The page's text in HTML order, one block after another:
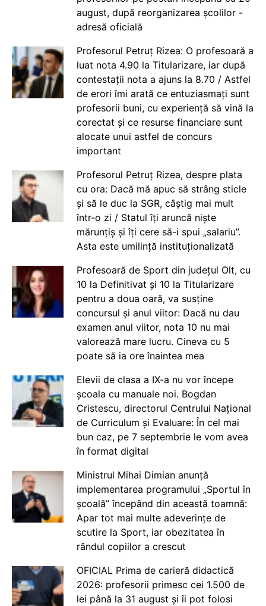
august, după reorganizarea școlilor -
adresă oficială
Profesorul Petruț Rizea: O profesoară a
luat nota 4.90 la Titularizare, iar după
contestații nota a ajuns la 8.70 / Astfel
de erori îmi arată ce entuziasmați sunt
profesorii buni, cu experiență să vină la
corectat și ce resurse financiare sunt
alocate unui astfel de concurs
important
Profesorul Petruț Rizea, despre plata
cu ora: Dacă mă apuc să strâng sticle
și să le duc la SGR, câștig mai mult
într-o zi / Statul îți aruncă niște
mărunțiș și îți cere să-i spui „salariu”.
Asta este umilință instituționalizată
Profesoară de Sport din județul Olt, cu
10 la Definitivat și 10 la Titularizare
pentru a doua oară, va susține
concursul și anul viitor: Dacă nu dau
examen anul viitor, nota 10 nu mai
valorează mare lucru. Cineva cu 5
poate să ia ore înaintea mea
Elevii de clasa a IX-a nu vor începe
școala cu manuale noi. Bogdan
Cristescu, directorul Centrului Național
de Curriculum și Evaluare: În cel mai
bun caz, pe 7 septembrie le vom avea
în format digital
Ministrul Mihai Dimian anunță
implementarea programului „Sportul în
școală” începând din această toamnă:
Apar tot mai multe adeverințe de
scutire la Sport, iar obezitatea în
rândul copiilor a crescut
OFICIAL Prima de carieră didactică
2026: profesorii primesc cei 1.500 de
lei până la 31 august și îi pot folosi